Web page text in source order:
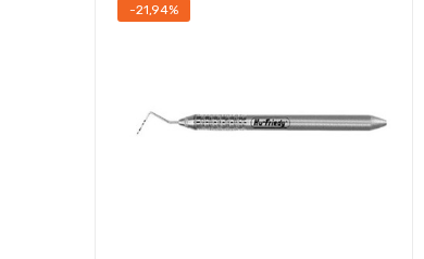
-21,94%